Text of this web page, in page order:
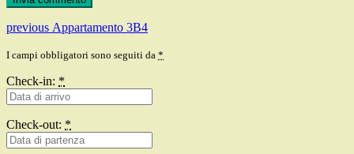
Navigazione
articoli
previous Previous
Appartamento 3B4
I campi obbligatori sono seguiti da *
Check-in: *
Check-out: *